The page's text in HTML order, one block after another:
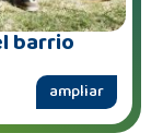
barrio
ampliar